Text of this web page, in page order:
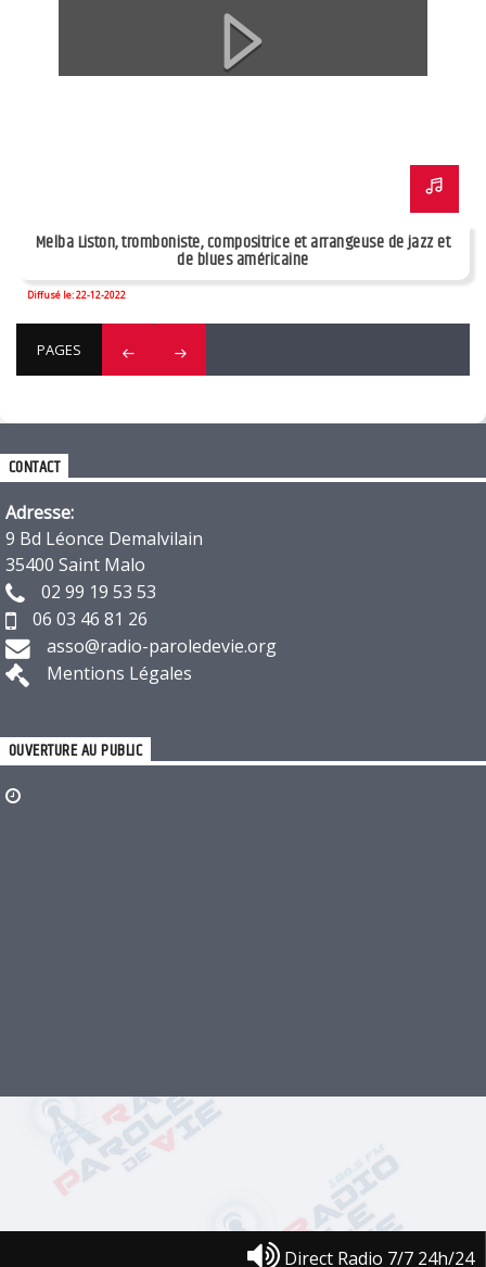
Direct Radio 7/7 24h/24
Melba Liston, tromboniste, compositrice et arrangeuse de jazz et
de blues américaine
Diffusé le: 22-12-2022
PAGES
CONTACT
Adresse:
9 Bd Léonce Demalvilain
35400 Saint Malo
02 99 19 53 53
06 03 46 81 26
asso@radio-paroledevie.org
Mentions Légales
OUVERTURE AU PUBLIC